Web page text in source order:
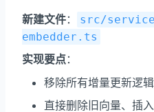
新建文件：
src/
embedder.ts
实现要点：
移除所有增量更新逻辑
直接删除旧向量、插